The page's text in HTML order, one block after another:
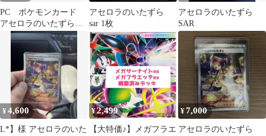
PC ポケモンカード
アセロラのいたずら
SAR 090/063 M1S
※商品説明文確認
アセロラのいたずら
sar 1枚
アセロラのいたずら
SAR
¥4,600
L*】様 アセロラのいた
¥2,499
【大特価♪】メガフラエ
¥7,000
アセロラのいたずら